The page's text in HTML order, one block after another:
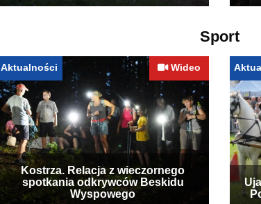
Sport
Aktualności Wideo
Kostrza. Relacja z wieczornego
spotkania odkrywców Beskidu
Wyspowego